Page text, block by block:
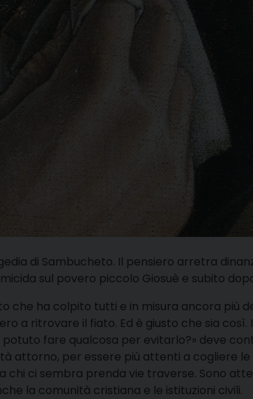
di Sambucheto. Il pensiero arretra
sul povero piccolo Giosuè e subito
che ha colpito tutti e in misura ancora più
a ritrovare il fiato. Ed è giusto che sia così.
fare qualcosa per evitarlo?» deve
attorno, per essere più attenti a cogliere le
ci sembra prenda vie traverse. Sono
la comunità cristiana e le istituzioni civili.